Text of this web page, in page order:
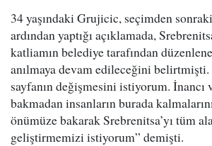
34 yaşındaki Grujicic, seçimden
ardından yaptığı açıklamada,
katliamın belediye tarafından
anılmaya devam edileceğini belirtmişti.
sayfanın değişmesini istiyorum.
bakmadan insanların burada
önümüze bakarak Srebrenitsa’yı tüm
geliştirmemizi istiyorum” demişti.